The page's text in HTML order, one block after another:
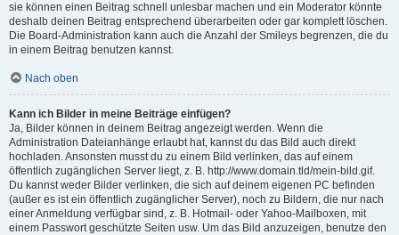
sie können einen Beitrag schnell unlesbar machen und ein Moderator könnte
deshalb deinen Beitrag entsprechend überarbeiten oder gar komplett löschen.
Die Board-Administration kann auch die Anzahl der Smileys begrenzen, die du
in einem Beitrag benutzen kannst.
Nach oben
Kann ich Bilder in meine Beiträge einfügen?
Ja, Bilder können in deinem Beitrag angezeigt werden. Wenn die
Administration Dateianhänge erlaubt hat, kannst du das Bild auch direkt
hochladen. Ansonsten musst du zu einem Bild verlinken, das auf einem
öffentlich zugänglichen Server liegt, z. B. http://www.domain.tld/mein-bild.gif.
Du kannst weder Bilder verlinken, die sich auf deinem eigenen PC befinden
(außer es ist ein öffentlich zugänglicher Server), noch zu Bildern, die nur nach
einer Anmeldung verfügbar sind, z. B. Hotmail- oder Yahoo-Mailboxen, mit
einem Passwort geschützte Seiten usw. Um das Bild anzuzeigen, benutze den